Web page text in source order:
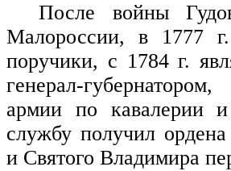
После войны
Малороссии, в 1777
поручики, с 1784 г.
генерал-
армии по кавалерии
службу получил ордена
и Святого Владимира